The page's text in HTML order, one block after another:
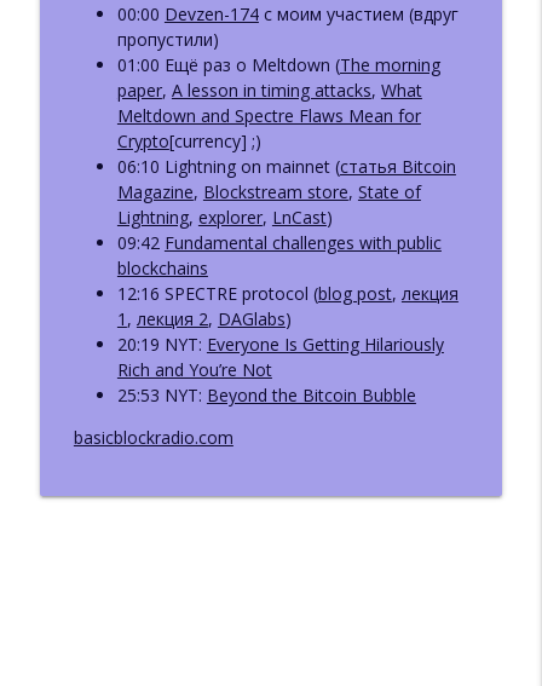
ББ-222: Иван Козлов (Resolv) о жизни
после взлома и новом продукте
Базовый Блок: подкаст про блокчейн
ББ-221: Пост-квантовая криптография.
Bitcoin и Ethereum
Базовый Блок: подкаст про блокчейн
info_outline
ББ-220: Пост-квантовая криптография.
Часть 1: теория и стандарты
Базовый Блок: подкаст про блокчейн
ББ-219: Василий Шаповалов: Lido,
Ethereum и DeFi в новой реальности
Базовый Блок: подкаст про блокчейн
приватности в блокчейне
info_outline
00:00 Devzen-174с моим участием (вдруг
пропустили)
01:00 Ещё раз о Meltdown (The morning
paper, A lesson in timing attacks, What
Meltdown and Spectre Flaws Mean for
Crypto[currency] ;)
06:10 Lightning on mainnet (статья Bitcoin
Magazine, Blockstream store, State of
Lightning, explorer, LnCast)
09:42 Fundamental challenges with public
blockchains
12:16 SPECTRE protocol (blog post, лекция
1 , лекция 2, DAGlabs)
20:19 NYT: Everyone Is Getting Hilariously
Rich and You’re Not
25:53 NYT: Beyond the Bitcoin Bubble
basicblockradio.com